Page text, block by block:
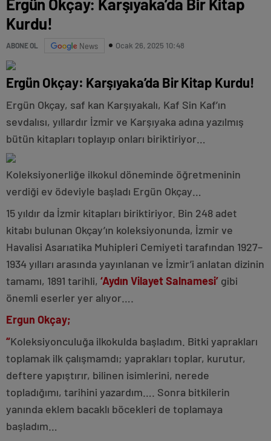
Ergün Okçay: Karşıyaka’da Bir Kitap
Kurdu!
ABONE OL News Ocak 26, 2025 10:48
Ergün Okçay: Karşıyaka’da Bir Kitap Kurdu!
Ergün Okçay, saf kan Karşıyakalı, Kaf Sin Kaf’ın
sevdalısı, yıllardır İzmir ve Karşıyaka adına yazılmış
bütün kitapları toplayıp onları biriktiriyor…
Koleksiyonerliğe ilkokul döneminde öğretmeninin
verdiği ev ödeviyle başladı Ergün Okçay…
15 yıldır da İzmir kitapları biriktiriyor. Bin 248 adet
kitabı bulunan Okçay’ın koleksiyonunda, İzmir ve
Havalisi Asarıatika Muhipleri Cemiyeti tarafından 1927–
1934 yılları arasında yayınlanan ve İzmir’i anlatan dizinin
tamamı, 1891 tarihli, ‘Aydın Vilayet Salnamesi’ gibi
önemli eserler yer alıyor….
Ergun Okçay;
“Koleksiyonculuğa ilkokulda başladım. Bitki yaprakları
toplamak ilk çalışmamdı; yaprakları toplar, kurutur,
deftere yapıştırır, bilinen isimlerini, nerede
topladığımı, tarihini yazardım…. Sonra bitkilerin
yanında eklem bacaklı böcekleri de toplamaya
başladım…